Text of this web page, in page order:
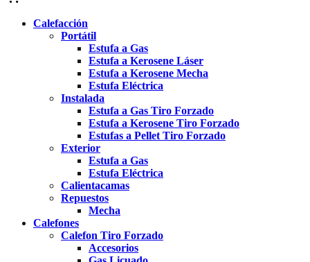
Calefacción
Portátil
Estufa a Gas
Estufa a Kerosene Láser
Estufa a Kerosene Mecha
Estufa Eléctrica
Instalada
Estufa a Gas Tiro Forzado
Estufa a Kerosene Tiro Forzado
Estufas a Pellet Tiro Forzado
Exterior
Estufa a Gas
Estufa Eléctrica
Calientacamas
Repuestos
Mecha
Calefones
Calefon Tiro Forzado
Accesorios